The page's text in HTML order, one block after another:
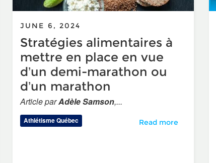
Kim Boyd rejoint Athlétisme Québec en tant qu’Agente
JUNE 6, 2024
Stratégies alimentaires à
mettre en place en vue
d’un demi-marathon ou
d’un marathon
Article parAdèle Samson,...
Athlétisme Québec Stratégies
Read more